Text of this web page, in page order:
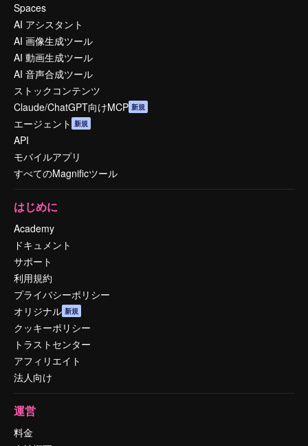
Spaces
AI アシスタント
AI 画像生成ツール
AI 動画生成ツール
AI 音声合成ツール
ストックコンテンツ
Claude/ChatGPT向けMCP 新規
エージェント 新規
API
モバイルアプリ
すべてのMagnificツール
はじめに
Academy
ドキュメント
サポート
利用規約
プライバシーポリシー
オリジナル 新規
クッキーポリシー
トラストセンター
アフィリエイト
法人向け
運営
料金